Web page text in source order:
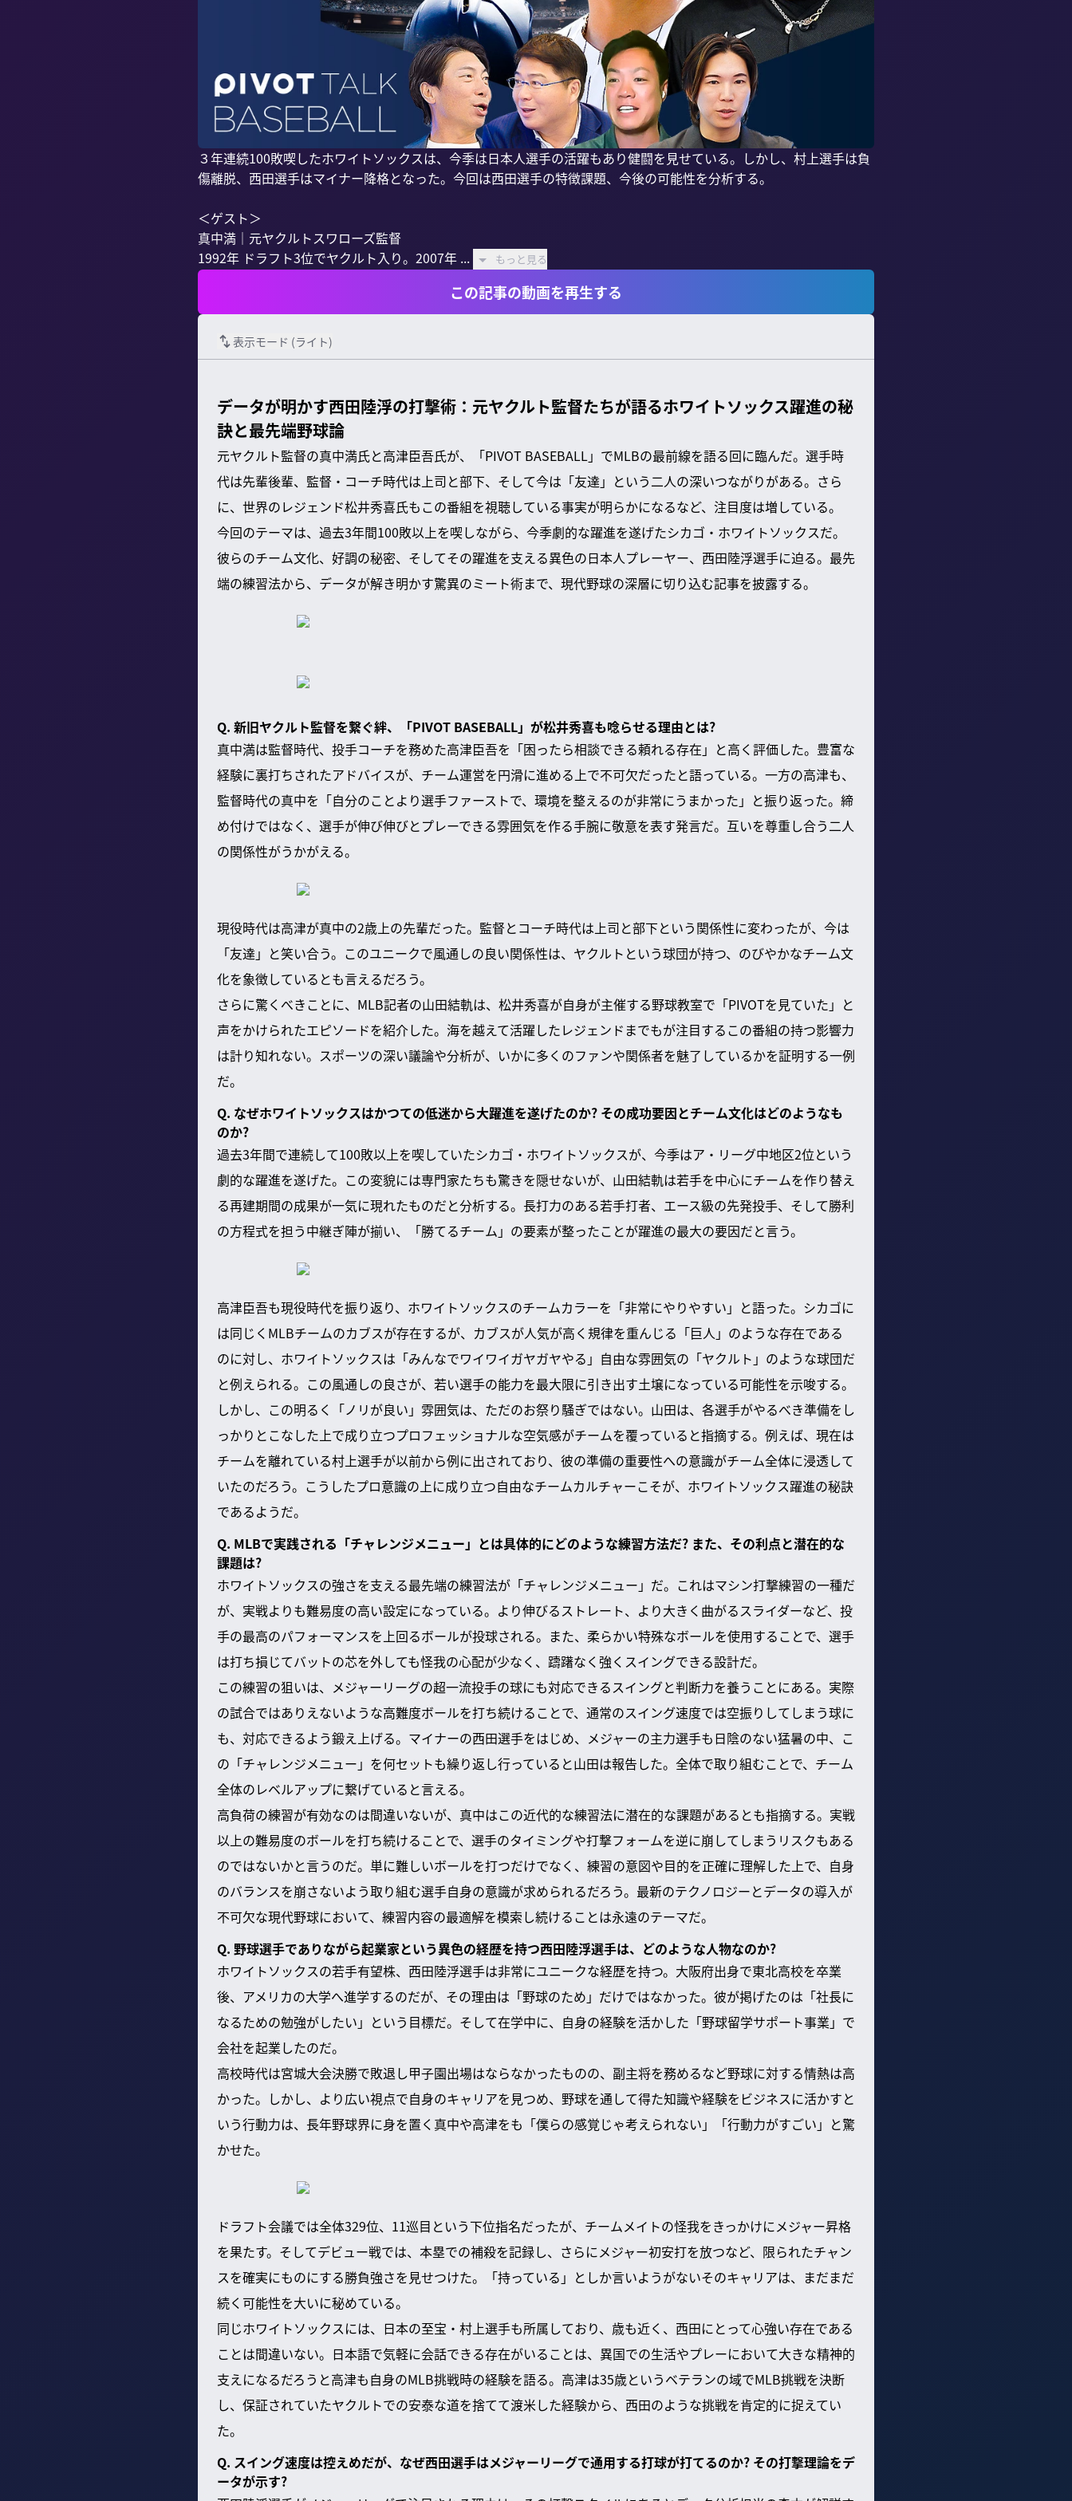
３年連続100敗喫したホワイトソックスは、今季は日本人選手の活躍もあり健闘を見せている。しかし、村上選手は負
傷離脱、西田選手はマイナー降格となった。今回は西田選手の特徴課題、今後の可能性を分析する。
＜ゲスト＞
真中満｜元ヤクルトスワローズ監督
1992年 ドラフト3位でヤクルト入り。2007年 ...
もっと見る
この記事の動画を再生する
表示モード (ライト)
データが明かす西田陸浮の打撃術：元ヤクルト監督たちが語るホワイトソックス躍進の秘
訣と最先端野球論
元ヤクルト監督の真中満氏と高津臣吾氏が、「PIVOT BASEBALL」でMLBの最前線を語る回に臨んだ。選手時
代は先輩後輩、監督・コーチ時代は上司と部下、そして今は「友達」という二人の深いつながりがある。さら
に、世界のレジェンド松井秀喜氏もこの番組を視聴している事実が明らかになるなど、注目度は増している。
今回のテーマは、過去3年間100敗以上を喫しながら、今季劇的な躍進を遂げたシカゴ・ホワイトソックスだ。
彼らのチーム文化、好調の秘密、そしてその躍進を支える異色の日本人プレーヤー、西田陸浮選手に迫る。最先
端の練習法から、データが解き明かす驚異のミート術まで、現代野球の深層に切り込む記事を披露する。
Q. 新旧ヤクルト監督を繋ぐ絆、「PIVOT BASEBALL」が松井秀喜も唸らせる理由とは?
真中満は監督時代、投手コーチを務めた高津臣吾を「困ったら相談できる頼れる存在」と高く評価した。豊富な
経験に裏打ちされたアドバイスが、チーム運営を円滑に進める上で不可欠だったと語っている。一方の高津も、
監督時代の真中を「自分のことより選手ファーストで、環境を整えるのが非常にうまかった」と振り返った。締
め付けではなく、選手が伸び伸びとプレーできる雰囲気を作る手腕に敬意を表す発言だ。互いを尊重し合う二人
の関係性がうかがえる。
現役時代は高津が真中の2歳上の先輩だった。監督とコーチ時代は上司と部下という関係性に変わったが、今は
「友達」と笑い合う。このユニークで風通しの良い関係性は、ヤクルトという球団が持つ、のびやかなチーム文
化を象徴しているとも言えるだろう。
さらに驚くべきことに、MLB記者の山田結軌は、松井秀喜が自身が主催する野球教室で「PIVOTを見ていた」と
声をかけられたエピソードを紹介した。海を越えて活躍したレジェンドまでもが注目するこの番組の持つ影響力
は計り知れない。スポーツの深い議論や分析が、いかに多くのファンや関係者を魅了しているかを証明する一例
だ。
Q. なぜホワイトソックスはかつての低迷から大躍進を遂げたのか? その成功要因とチーム文化はどのようなも
のか?
過去3年間で連続して100敗以上を喫していたシカゴ・ホワイトソックスが、今季はア・リーグ中地区2位という
劇的な躍進を遂げた。この変貌には専門家たちも驚きを隠せないが、山田結軌は若手を中心にチームを作り替え
る再建期間の成果が一気に現れたものだと分析する。長打力のある若手打者、エース級の先発投手、そして勝利
の方程式を担う中継ぎ陣が揃い、「勝てるチーム」の要素が整ったことが躍進の最大の要因だと言う。
高津臣吾も現役時代を振り返り、ホワイトソックスのチームカラーを「非常にやりやすい」と語った。シカゴに
は同じくMLBチームのカブスが存在するが、カブスが人気が高く規律を重んじる「巨人」のような存在である
のに対し、ホワイトソックスは「みんなでワイワイガヤガヤやる」自由な雰囲気の「ヤクルト」のような球団だ
と例えられる。この風通しの良さが、若い選手の能力を最大限に引き出す土壌になっている可能性を示唆する。
しかし、この明るく「ノリが良い」雰囲気は、ただのお祭り騒ぎではない。山田は、各選手がやるべき準備をし
っかりとこなした上で成り立つプロフェッショナルな空気感がチームを覆っていると指摘する。例えば、現在は
チームを離れている村上選手が以前から例に出されており、彼の準備の重要性への意識がチーム全体に浸透して
いたのだろう。こうしたプロ意識の上に成り立つ自由なチームカルチャーこそが、ホワイトソックス躍進の秘訣
であるようだ。
Q. MLBで実践される「チャレンジメニュー」とは具体的にどのような練習方法だ? また、その利点と潜在的な
課題は?
ホワイトソックスの強さを支える最先端の練習法が「チャレンジメニュー」だ。これはマシン打撃練習の一種だ
が、実戦よりも難易度の高い設定になっている。より伸びるストレート、より大きく曲がるスライダーなど、投
手の最高のパフォーマンスを上回るボールが投球される。また、柔らかい特殊なボールを使用することで、選手
は打ち損じてバットの芯を外しても怪我の心配が少なく、躊躇なく強くスイングできる設計だ。
この練習の狙いは、メジャーリーグの超一流投手の球にも対応できるスイングと判断力を養うことにある。実際
の試合ではありえないような高難度ボールを打ち続けることで、通常のスイング速度では空振りしてしまう球に
も、対応できるよう鍛え上げる。マイナーの西田選手をはじめ、メジャーの主力選手も日陰のない猛暑の中、こ
の「チャレンジメニュー」を何セットも繰り返し行っていると山田は報告した。全体で取り組むことで、チーム
全体のレベルアップに繋げていると言える。
高負荷の練習が有効なのは間違いないが、真中はこの近代的な練習法に潜在的な課題があるとも指摘する。実戦
以上の難易度のボールを打ち続けることで、選手のタイミングや打撃フォームを逆に崩してしまうリスクもある
のではないかと言うのだ。単に難しいボールを打つだけでなく、練習の意図や目的を正確に理解した上で、自身
のバランスを崩さないよう取り組む選手自身の意識が求められるだろう。最新のテクノロジーとデータの導入が
不可欠な現代野球において、練習内容の最適解を模索し続けることは永遠のテーマだ。
Q. 野球選手でありながら起業家という異色の経歴を持つ西田陸浮選手は、どのような人物なのか?
ホワイトソックスの若手有望株、西田陸浮選手は非常にユニークな経歴を持つ。大阪府出身で東北高校を卒業
後、アメリカの大学へ進学するのだが、その理由は「野球のため」だけではなかった。彼が掲げたのは「社長に
なるための勉強がしたい」という目標だ。そして在学中に、自身の経験を活かした「野球留学サポート事業」で
会社を起業したのだ。
高校時代は宮城大会決勝で敗退し甲子園出場はならなかったものの、副主将を務めるなど野球に対する情熱は高
かった。しかし、より広い視点で自身のキャリアを見つめ、野球を通して得た知識や経験をビジネスに活かすと
いう行動力は、長年野球界に身を置く真中や高津をも「僕らの感覚じゃ考えられない」「行動力がすごい」と驚
かせた。
ドラフト会議では全体329位、11巡目という下位指名だったが、チームメイトの怪我をきっかけにメジャー昇格
を果たす。そしてデビュー戦では、本塁での補殺を記録し、さらにメジャー初安打を放つなど、限られたチャン
スを確実にものにする勝負強さを見せつけた。「持っている」としか言いようがないそのキャリアは、まだまだ
続く可能性を大いに秘めている。
同じホワイトソックスには、日本の至宝・村上選手も所属しており、歳も近く、西田にとって心強い存在である
ことは間違いない。日本語で気軽に会話できる存在がいることは、異国での生活やプレーにおいて大きな精神的
支えになるだろうと高津も自身のMLB挑戦時の経験を語る。高津は35歳というベテランの域でMLB挑戦を決断
し、保証されていたヤクルトでの安泰な道を捨てて渡米した経験から、西田のような挑戦を肯定的に捉えてい
た。
Q. スイング速度は控えめだが、なぜ西田選手はメジャーリーグで通用する打球が打てるのか? その打撃理論をデ
ータが示す?